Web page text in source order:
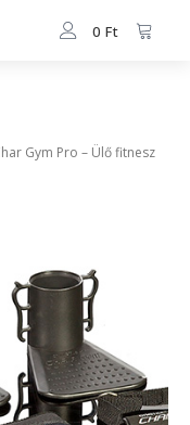
0 Ft
Gym Pro – Ülő fitnesz